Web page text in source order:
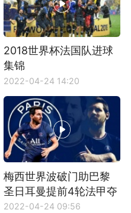
2018世界杯法国队进球
集锦
2022-04-24 14:20
梅西世界波破门助巴黎
圣日耳曼提前4轮法甲夺
冠
2022-04-24 09:56